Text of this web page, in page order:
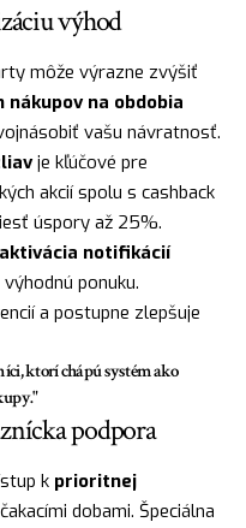
výhod
môže výrazne zvýšiť
nákupov na obdobia
vašu návratnosť.
je kľúčové pre
akcií spolu s cashback
úspory až 25%.
aktivácia notifikácií
ponuku.
a postupne zlepšuje
ktorí chápú systém ako
podpora
k prioritnej
dobami. Špeciálna